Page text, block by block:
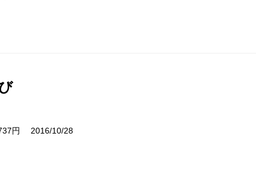
円 2016/10/28